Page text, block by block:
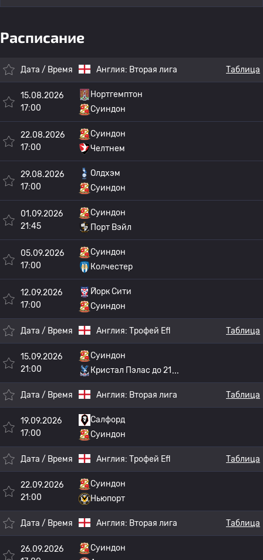
Расписание
Дата / Время Англия: Вторая лига Таблица
15.08.2026
17:00
Нортгемптон
Суиндон
22.08.2026
17:00
Суиндон
Челтнем
29.08.2026
17:00
Олдхэм
Суиндон
01.09.2026
21:45
Суиндон
Порт Вэйл
05.09.2026
17:00
Суиндон
Колчестер
12.09.2026
17:00
Йорк Сити
Суиндон
Дата / Время Англия: Трофей Efl Таблица
15.09.2026
21:00
Суиндон
Кристал Пэлас до 21
Дата / Время Англия: Вторая лига Таблица
19.09.2026
17:00
Салфорд
Суиндон
Дата / Время Англия: Трофей Efl Таблица
22.09.2026
21:00
Суиндон
Ньюпорт
Дата / Время Англия: Вторая лига Таблица
26.09.2026
Суиндон